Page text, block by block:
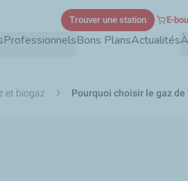
ProfessionnelsBons PlansActualités
Trouver une station E-
et biogaz Pourquoi choisir le gaz de